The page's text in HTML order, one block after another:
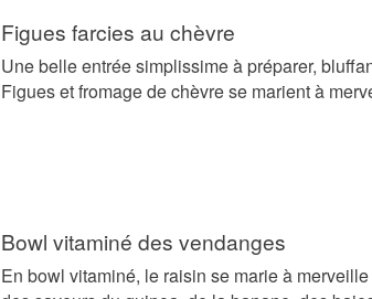
Figues farcies au chèvre
Une belle entrée simplissime à préparer,
Figues et fromage de chèvre se marient à
Bowl vitaminé des vendanges
En bowl vitaminé, le raisin se marie à